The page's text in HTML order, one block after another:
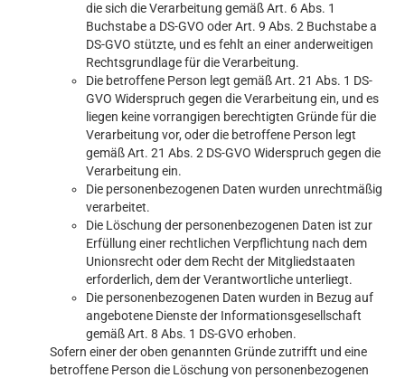
die sich die Verarbeitung gemäß Art. 6 Abs. 1
Buchstabe a DS-GVO oder Art. 9 Abs. 2 Buchstabe a
DS-GVO stützte, und es fehlt an einer anderweitigen
Rechtsgrundlage für die Verarbeitung.
Die betroffene Person legt gemäß Art. 21 Abs. 1 DS-
GVO Widerspruch gegen die Verarbeitung ein, und es
liegen keine vorrangigen berechtigten Gründe für die
Verarbeitung vor, oder die betroffene Person legt
gemäß Art. 21 Abs. 2 DS-GVO Widerspruch gegen die
Verarbeitung ein.
Die personenbezogenen Daten wurden unrechtmäßig
verarbeitet.
Die Löschung der personenbezogenen Daten ist zur
Erfüllung einer rechtlichen Verpflichtung nach dem
Unionsrecht oder dem Recht der Mitgliedstaaten
erforderlich, dem der Verantwortliche unterliegt.
Die personenbezogenen Daten wurden in Bezug auf
angebotene Dienste der Informationsgesellschaft
gemäß Art. 8 Abs. 1 DS-GVO erhoben.
Sofern einer der oben genannten Gründe zutrifft und eine
betroffene Person die Löschung von personenbezogenen